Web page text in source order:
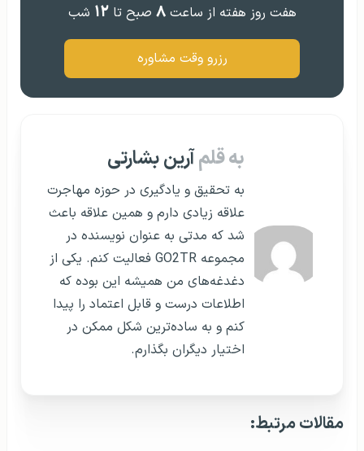
هفت روز هفته از ساعت۸ صبح تا۱۲ شب
رزرو وقت مشاوره
به قلمآرین بشارتی
به تحقیق و یادگیری در حوزه مهاجرت
علاقه زیادی دارم و همین علاقه باعث
شد که مدتی به عنوان نویسنده در
مجموعه GO2TR فعالیت کنم. یکی از
دغدغه‌های من همیشه این بوده که
اطلاعات درست و قابل اعتماد را پیدا
کنم و به ساده‌ترین شکل ممکن در
اختیار دیگران بگذارم.
مقالات مرتبط: